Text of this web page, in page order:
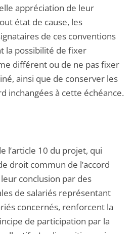
appréciation de leur
état de cause, les
de ces conventions
la possibilité de fixer
différent ou de ne pas fixer
ainsi que de conserver les
inchangées à cette échéance.
l’article 10 du projet, qui
droit commun de l’accord
conclusion par des
de salariés représentant
concernés, renforcent la
de participation par la